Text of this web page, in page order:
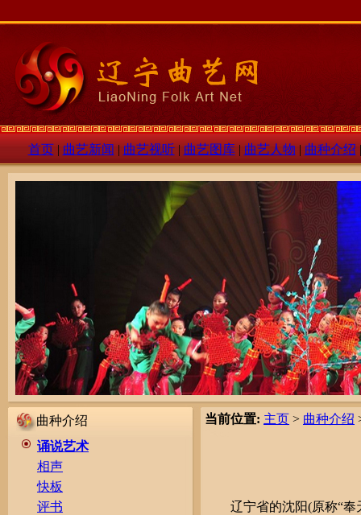
首页| 曲艺新闻 | 曲艺视听| 曲艺图库| 曲艺人物 | 曲种介绍
曲种介绍
诵说艺术
相声
快板
评书
当前位置: 主页 > 曲种介绍
辽宁省的沈阳(原称“奉